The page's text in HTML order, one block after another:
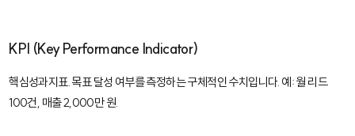
KPI (Key Performance Indicator)
핵심성과지표. 목표 달성 여부를 측정하는 구체적인 수치입니다. 예: 월 리드
100건, 매출 2,000만 원.